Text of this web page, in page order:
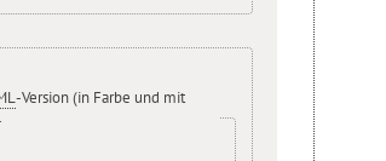
-Version (in Farbe und mit